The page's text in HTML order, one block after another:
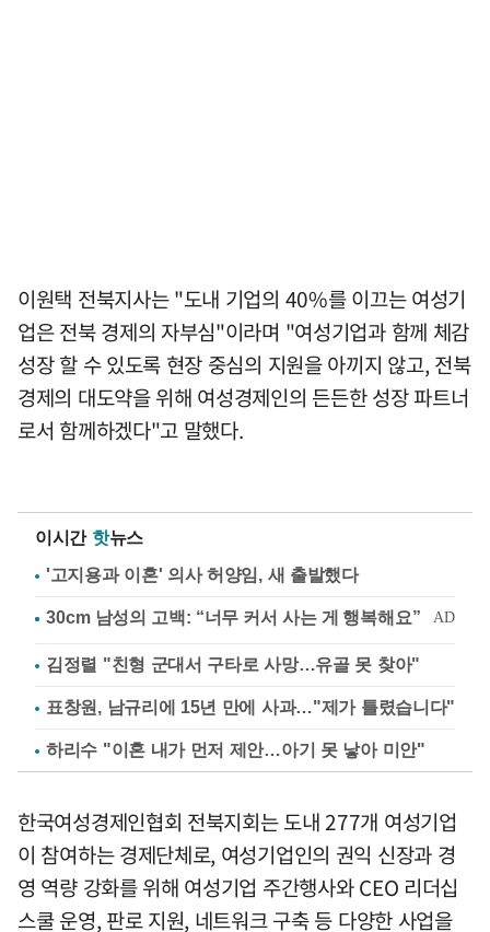
이원택 전북지사는 "도내 기업의 40%를 이끄는 여성기
업은 전북 경제의 자부심"이라며 "여성기업과 함께 체감
성장 할 수 있도록 현장 중심의 지원을 아끼지 않고, 전북
경제의 대도약을 위해 여성경제인의 든든한 성장 파트너
로서 함께하겠다"고 말했다.
이시간 핫뉴스
'고지용과 이혼' 의사 허양임, 새 출발했다
김정렬 "친형 군대서 구타로 사망…유골 못 찾아"
표창원, 남규리에 15년 만에 사과…"제가 틀렸습니다"
하리수 "이혼 내가 먼저 제안…아기 못 낳아 미안"
한국여성경제인협회 전북지회는 도내 277개 여성기업
이 참여하는 경제단체로, 여성기업인의 권익 신장과 경
영 역량 강화를 위해 여성기업 주간행사와 CEO 리더십
스쿨 운영, 판로 지원, 네트워크 구축 등 다양한 사업을